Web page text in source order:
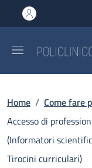
al contenuto
to footer content
Briciole di
Home / Come fare
Accesso di
(Informatori
Tirocini curriculari)